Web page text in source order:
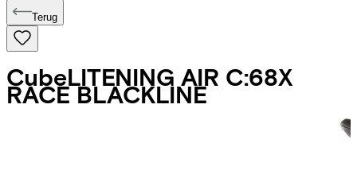
Terug
CubeLITENING AIR C:68X
RACE BLACKLINE